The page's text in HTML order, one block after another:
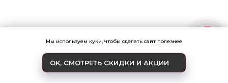
ЛИЦО ПОЛНОСТЬЮ
Записаться
ЗАКАЗАТЬ ЗВОНОК АКЦИИ
Мы используем куки, чтобы сделать сайт полезнее
OK, СМОТРЕТЬ СКИДКИ И АКЦИИ